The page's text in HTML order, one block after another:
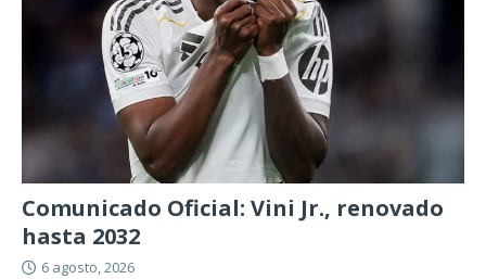
Comunicado Oficial: Vini Jr., renovado
hasta 2032
6 agosto, 2026